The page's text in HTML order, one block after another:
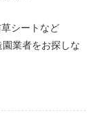
シートなど
業者をお探しな